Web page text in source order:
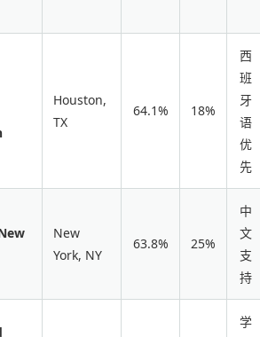
Houston,
TX
64.1% 18%
西
班
牙
语
优
先
New
York, NY
63.8% 25%
中
文
支
持
学